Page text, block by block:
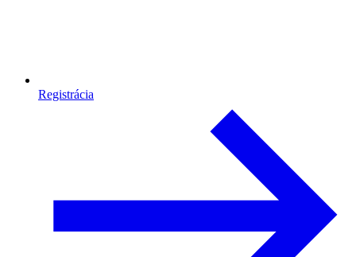
Registrácia